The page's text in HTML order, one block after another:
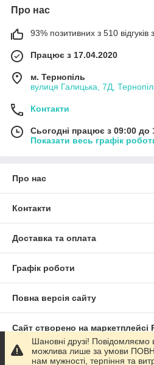
Про нас
93% позитивних з 510 відгуків
Працює з 17.04.2020
м. Тернопіль
вулиця Галицька, 7Д,
Контакти
Сьогодні працює з 09:00 до
Показати весь графік
Про нас
Контакти
Доставка та оплата
Графік роботи
Повна версія сайту
Сайт створено на маркетплейсі
Політика конфіденційності
Шановні друзі!
можлива лише за умови
нам мужності, терпіння та